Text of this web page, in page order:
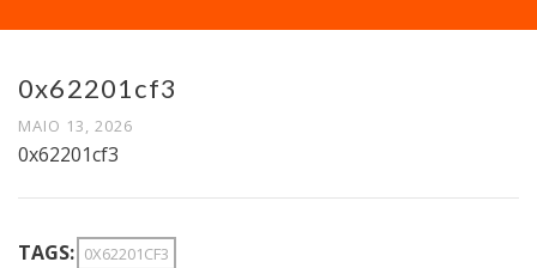
0x62201cf3
MAIO 13, 2026
0x62201cf3
TAGS: 0X62201CF3